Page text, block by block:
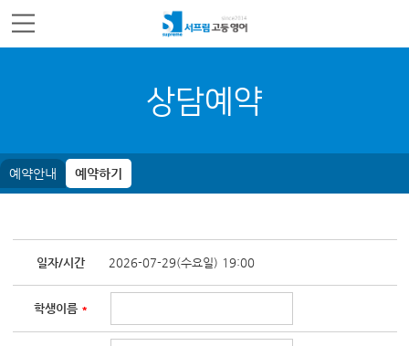
상담예약
예약안내 예약하기
일자/시간 2026-07-29(수요일) 19:00
학생이름 *